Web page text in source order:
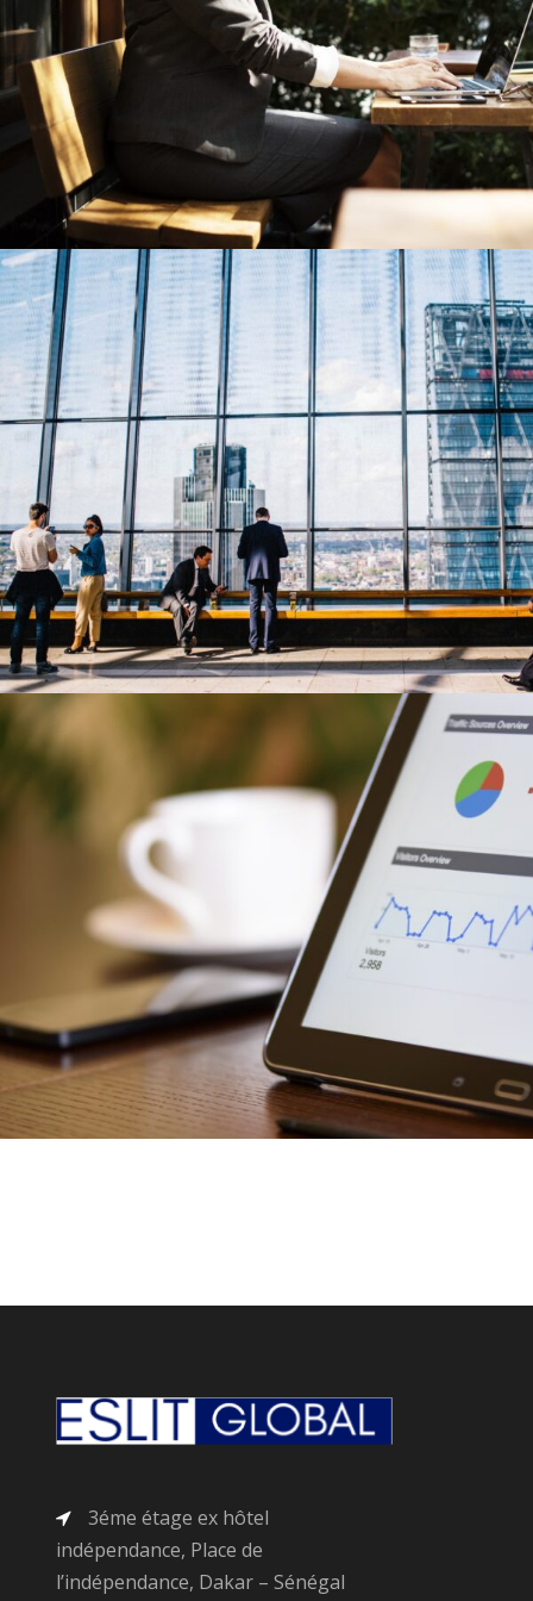
6 JUIN 2016 MEF
6 JUIN 2016 MEF
MEF
3éme étage ex hôtel
indépendance, Place de
l’indépendance, Dakar – Sénégal